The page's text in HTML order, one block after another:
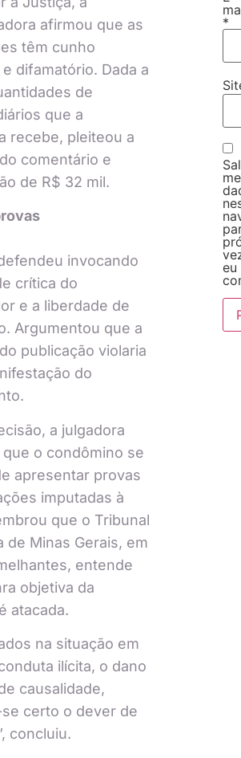
afirmou que as
têm cunho
difamatório. Dada a
de
que a
recebe, pleiteou a
comentário e
de R$ 32 mil.
invocando
crítica do
e a liberdade de
Argumentou que a
publicação violaria
do
a julgadora
o condômino se
apresentar provas
imputadas à
que o Tribunal
de Minas Gerais, em
entende
objetiva da
atacada.
na situação em
ilícita, o dano
causalidade,
certo o dever de
concluiu.
*
eu